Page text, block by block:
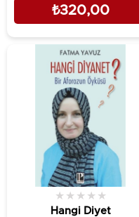
₺320,00
Hangi Diyet
★ ★ ★ ★ ★